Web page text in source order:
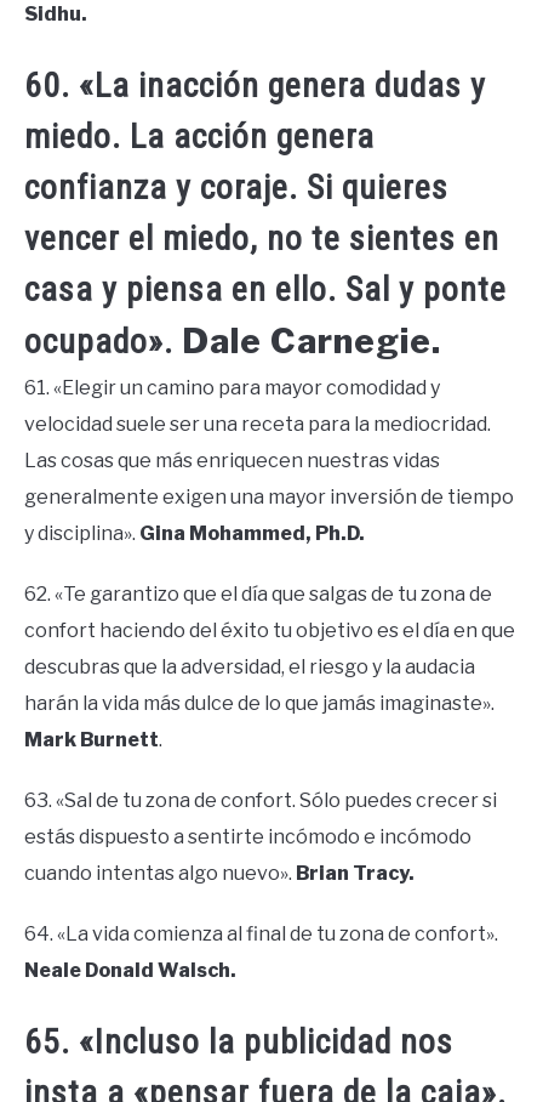
Sidhu.
60. «La inacción genera dudas y
miedo. La acción genera
confianza y coraje. Si quieres
vencer el miedo, no te sientes en
casa y piensa en ello. Sal y ponte
ocupado». Dale Carnegie.
61. «Elegir un camino para mayor comodidad y
velocidad suele ser una receta para la mediocridad.
Las cosas que más enriquecen nuestras vidas
generalmente exigen una mayor inversión de tiempo
y disciplina». Gina Mohammed, Ph.D.
62. «Te garantizo que el día que salgas de tu zona de
confort haciendo del éxito tu objetivo es el día en que
descubras que la adversidad, el riesgo y la audacia
harán la vida más dulce de lo que jamás imaginaste».
Mark Burnett.
63. «Sal de tu zona de confort. Sólo puedes crecer si
estás dispuesto a sentirte incómodo e incómodo
cuando intentas algo nuevo». Brian Tracy.
64. «La vida comienza al final de tu zona de confort».
Neale Donald Walsch.
65. «Incluso la publicidad nos
insta a «pensar fuera de la caja».